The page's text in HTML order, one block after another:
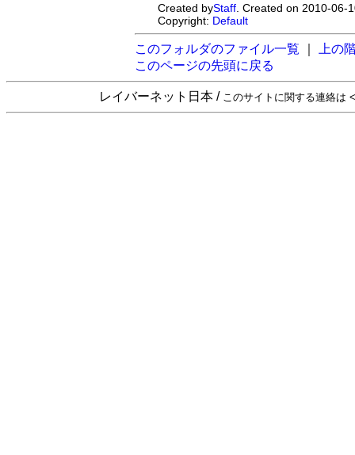
Created byStaff . Created on 2010-
Copyright: Default
このフォルダのファイル一覧
上の
このページの先頭に戻る
レイバーネット日本 / このサイトに関する連絡は